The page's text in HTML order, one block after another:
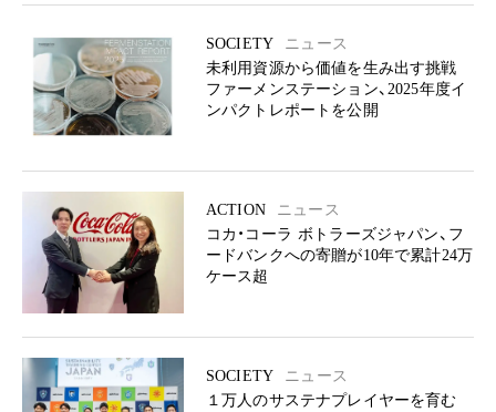
SOCIETY
ニュース
未利用資源から価値を生み出す挑戦
ファーメンステーション、2025年度イ
ンパクトレポートを公開
ACTION
ニュース
コカ・コーラ ボトラーズジャパン、フ
ードバンクへの寄贈が10年で累計24万
ケース超
SOCIETY
ニュース
１万人のサステナプレイヤーを育む